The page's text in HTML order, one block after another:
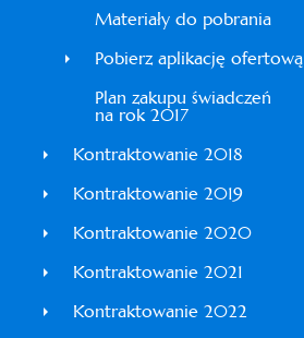
Materiały do pobrania
Pobierz aplikację ofertową
Plan zakupu świadczeń
na rok 2017
Kontraktowanie 2018
Kontraktowanie 2019
Kontraktowanie 2020
Kontraktowanie 2021
Kontraktowanie 2022